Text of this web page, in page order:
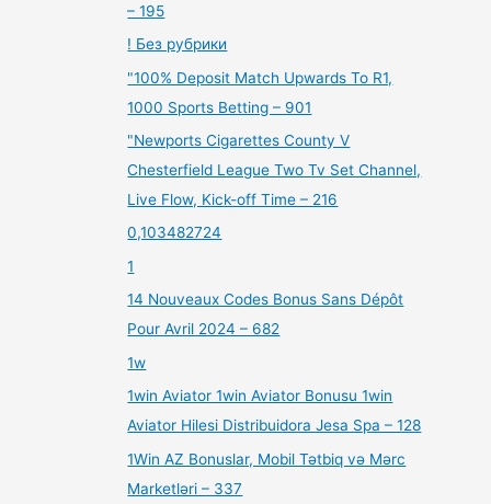
– 195
! Без рубрики
"100% Deposit Match Upwards To R1,
1000 Sports Betting – 901
"Newports Cigarettes County V
Chesterfield League Two Tv Set Channel,
Live Flow, Kick-off Time – 216
0,103482724
1
14 Nouveaux Codes Bonus Sans Dépôt
Pour Avril 2024 – 682
1w
1win Aviator 1win Aviator Bonusu 1win
Aviator Hilesi Distribuidora Jesa Spa – 128
1Win AZ Bonuslar, Mobil Tətbiq və Mərc
Marketləri – 337